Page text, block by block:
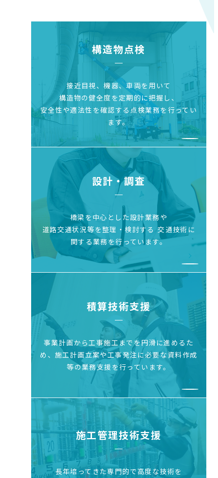
構造物点検
接近目視、機器、車両を用いて
構造物の健全度を定期的に把握し、
安全性や適法性を確認する点検業務を行ってい
ます。
設計・調査
橋梁を中心とした設計業務や
道路交通状況等を整理・検討する交通技術に
関する業務を行っています。
積算技術支援
事業計画から工事施工までを円滑に進めるた
め、施工計画立案や工事発注に必要な資料作成
等の業務支援を行っています。
施工管理技術支援
長年培ってきた専門的で高度な技術を